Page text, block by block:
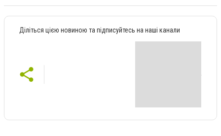
Діліться цією новиною та підписуйтесь на наші канали